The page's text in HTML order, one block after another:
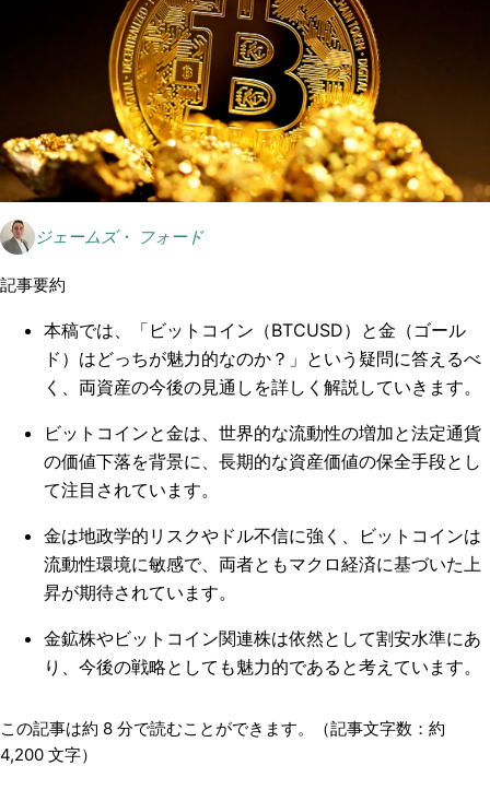
ジェームズ・ フォード
記事要約
本稿では、「ビットコイン（BTCUSD）と金（ゴール
ド）はどっちが魅力的なのか？」という疑問に答えるべ
く、両資産の今後の見通しを詳しく解説していきます。
ビットコインと金は、世界的な流動性の増加と法定通貨
の価値下落を背景に、長期的な資産価値の保全手段とし
て注目されています。
金は地政学的リスクやドル不信に強く、ビットコインは
流動性環境に敏感で、両者ともマクロ経済に基づいた上
昇が期待されています。
金鉱株やビットコイン関連株は依然として割安水準にあ
り、今後の戦略としても魅力的であると考えています。
この記事は約 8 分で読むことができます。（記事文字数：約
4,200 文字）